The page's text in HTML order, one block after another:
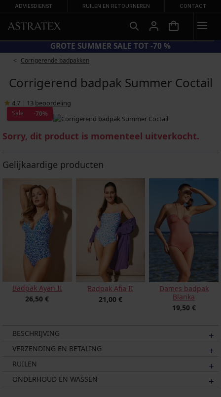
ADVIESDIENST RUILEN EN RETOURNEREN CONTACT
GROTE
Corrigerende badpakken
Corrigerend badpak Summer Coctail
4,7 13 beoordeling
Sale -70%
Sorry, dit product is momenteel uitverkocht.
Gelijkaardige producten
Badpak Ayan II
26,50 €
Badpak Afia II
21,00 €
Dames badpak
Blanka
19,50 €
BESCHRIJVING
VERZENDING EN BETALING
RUILEN
ONDERHOUD EN WASSEN